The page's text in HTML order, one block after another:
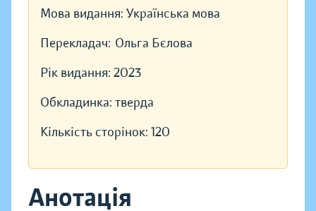
Мова видання: Українська мова
Перекладач: Ольга Бєлова
Рік видання: 2023
Обкладинка: тверда
Кількість сторінок: 120
Анотація